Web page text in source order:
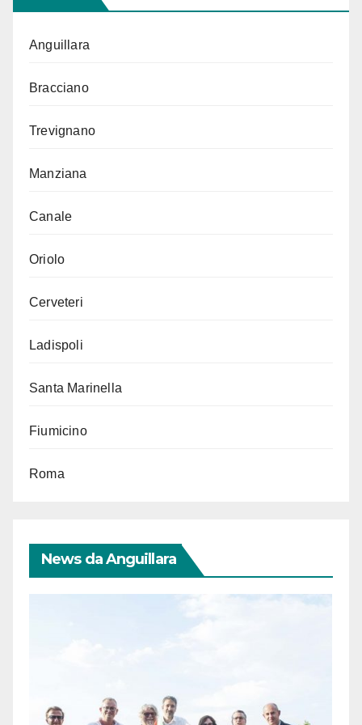
Anguillara
Bracciano
Trevignano
Manziana
Canale
Oriolo
Cerveteri
Ladispoli
Santa Marinella
Fiumicino
Roma
News da Anguillara